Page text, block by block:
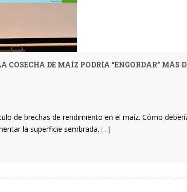
DE MAÍZ PODRÍA “ENGORDAR” MÁS
de brechas de rendimiento en el maíz. Cómo
la superficie sembrada. [...]